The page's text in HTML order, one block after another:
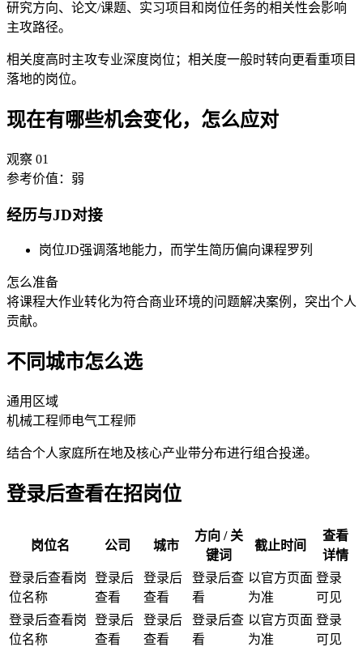
研究方向、论文/课题、实习项目和岗位任务的相关性会影响
主攻路径。
相关度高时主攻专业深度岗位；相关度一般时转向更看重项目
落地的岗位。
现在有哪些机会变化，怎么应对
观察 01
参考价值： 弱
经历与JD对接
岗位JD强调落地能力，而学生简历偏向课程罗列
怎么准备
将课程大作业转化为符合商业环境的问题解决案例，突出个人
贡献。
不同城市怎么选
通用区域
机械工程师电气工程师
结合个人家庭所在地及核心产业带分布进行组合投递。
登录后查看在招岗位
岗位名 公司 城市
方向 / 关
键词
截止时间
查看
详情
登录后查看岗
位名称
登录后
查看
登录后
查看
登录后查
看
以官方页面
为准
登录
可见
登录后查看岗
位名称
登录后
查看
登录后
查看
登录后查
看
以官方页面
为准
登录
可见